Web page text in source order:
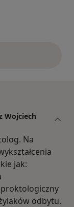
Wojciech
Na
jak:
odbytu.